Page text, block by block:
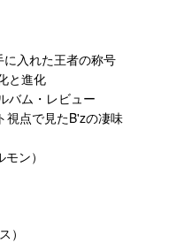
入れた王者の称号
と進化
ム・レビュー
視点で見たB'zの凄味
ン）
）